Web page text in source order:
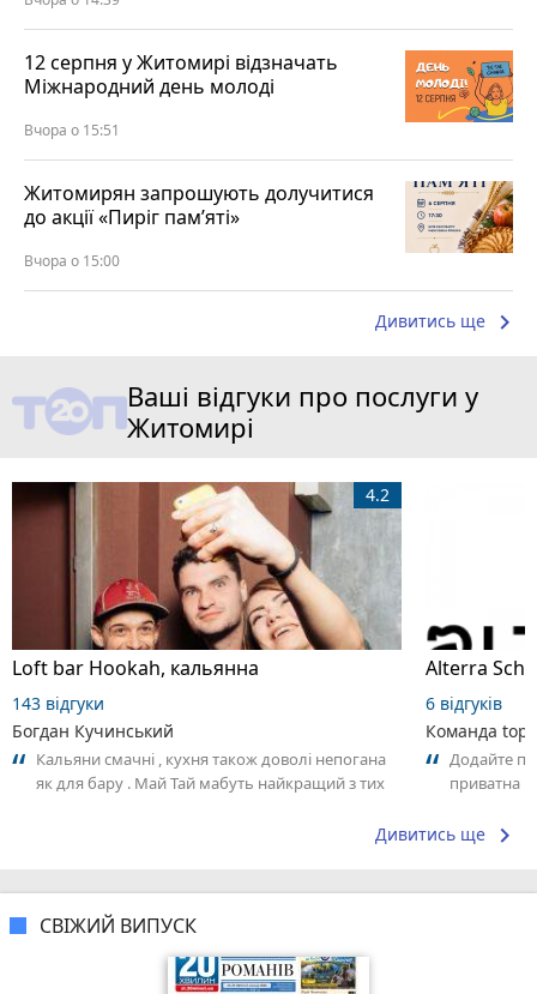
12 серпня у Житомирі відзначать
Міжнародний день молоді
Вчора о 15:51
Житомирян запрошують долучитися
до акції «Пиріг пам’яті»
Вчора о 15:00
Дивитись ще keyboard_arrow_right
Ваші відгуки про послуги у
Житомирі
Loft bar Hookah, кальянна
4.2
143 відгуки
Богдан Кучинський
Кальяни смачні , кухня також доволі непогана
як для бару . Май Тай мабуть найкращий з тих
6 відгуків
Команда
Додайте
приватна
Дивитись ще keyboard_arrow_right
СВІЖИЙ ВИПУСК